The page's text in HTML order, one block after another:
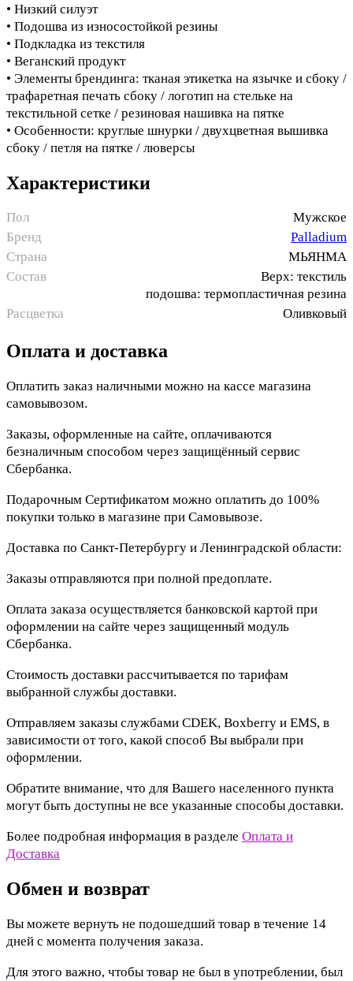
• Низкий силуэт
• Подошва из износостойкой резины
• Подкладка из текстиля
• Веганский продукт
• Элементы брендинга: тканая этикетка на язычке и сбоку /
трафаретная печать сбоку / логотип на стельке на
текстильной сетке / резиновая нашивка на пятке
• Особенности: круглые шнурки / двухцветная вышивка
сбоку / петля на пятке / люверсы
Характеристики
Пол
Мужское
Бренд
Palladium
Страна
МЬЯНМА
Состав
Верх: текстиль
подошва: термопластичная резина
Расцветка
Оливковый
Оплата и доставка
Оплатить заказ наличными можно на кассе магазина
самовывозом.
Заказы, оформленные на сайте, оплачиваются
безналичным способом через защищённый сервис
Сбербанка.
Подарочным Сертификатом можно оплатить до 100%
покупки только в магазине при Самовывозе.
Доставка по Санкт-Петербургу и Ленинградской области:
Заказы отправляются при полной предоплате.
Оплата заказа осуществляется банковской картой при
оформлении на сайте через защищенный модуль
Сбербанка.
Стоимость доставки рассчитывается по тарифам
выбранной службы доставки.
Отправляем заказы службами CDEK, Boxberry и EMS, в
зависимости от того, какой способ Вы выбрали при
оформлении.
Обратите внимание, что для Вашего населенного пункта
могут быть доступны не все указанные способы доставки.
Более подробная информация в разделе Оплата и
Доставка
Обмен и возврат
Вы можете вернуть не подошедший товар в течение 14
дней с момента получения заказа.
Для этого важно, чтобы товар не был в употреблении, был